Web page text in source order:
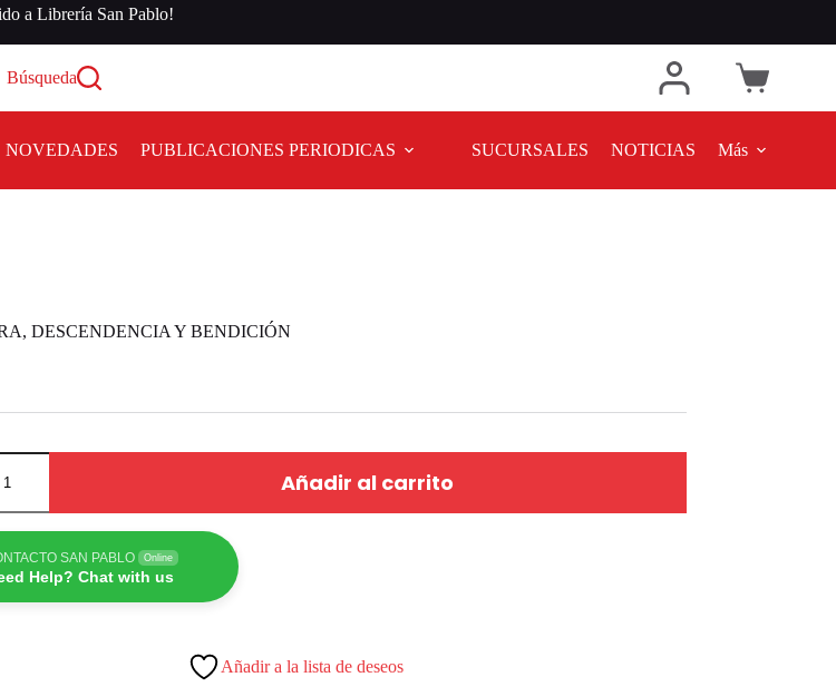
a Librería San Pablo!
Búsqueda
NOVEDADES PUBLICACIONES PERIODICAS SUCURSALES NOTICIAS Más
DESCENDENCIA Y BENDICIÓN
Añadir al carrito
SAN PABLO Online
Help? Chat with us
Añadir a la lista de deseos